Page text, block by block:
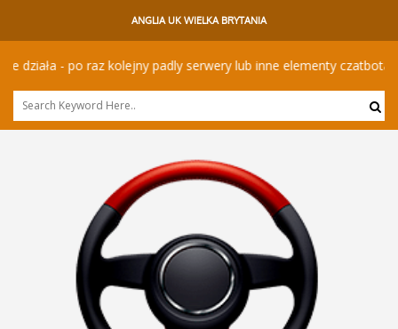
ANGLIA UK WIELKA BRYTANIA
- po raz kolejny padly serwery lub inne elementy czatbota